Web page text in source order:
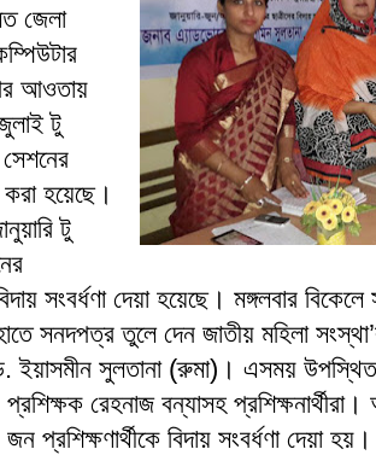
জেলা
আওতায়
টু
হয়েছে।
টু
সংবর্ধণা দেয়া হয়েছে। মঙ্গলবার
হাতে সনদপত্র তুলে দেন জাতীয় মহিলা
ইয়াসমীন সুলতানা (রুমা)। এসময় উপস্থিত
রেহনাজ বন্যাসহ প্রশিক্ষনার্থীরা।
প্রশিক্ষণার্থীকে বিদায় সংবর্ধণা দেয়া হয়।